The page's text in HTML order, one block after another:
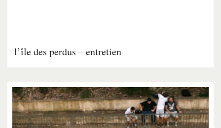
l’île des perdus – entretien